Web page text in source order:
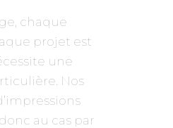
chaque
projet est
une
Nos
au cas par